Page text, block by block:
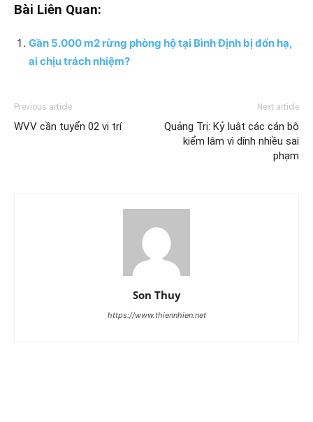
Bài Liên Quan:
Gần 5.000 m2 rừng phòng hộ tại Bình Định bị đốn hạ,
ai chịu trách nhiệm?
Previous article
WVV cần tuyển 02 vị trí
Next article
Quảng Trị: Kỷ luật các cán bộ
kiểm lâm vì dính nhiều sai
phạm
Son Thuy
https://www.thiennhien.net